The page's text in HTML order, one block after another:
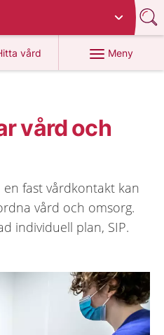
vård
på 1177.se
Meny
vård och
fast vårdkontakt kan
vård och omsorg.
individuell plan, SIP.